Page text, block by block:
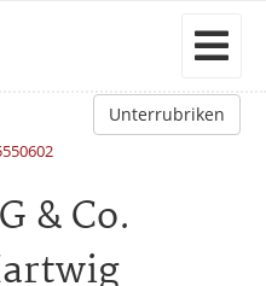
Unterrubriken
& Co.